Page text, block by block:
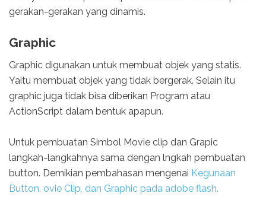
gerakan-gerakan yang dinamis.
Graphic
Graphic digunakan untuk membuat objek yang statis.
Yaitu membuat objek yang tidak bergerak. Selain itu
graphic juga tidak bisa diberikan Program atau
ActionScript dalam bentuk apapun.
Untuk pembuatan Simbol Movie clip dan Grapic
langkah-langkahnya sama dengan lngkah pembuatan
button. Demikian pembahasan mengenai Kegunaan
Button, ovie Clip, dan Graphic pada adobe flash.